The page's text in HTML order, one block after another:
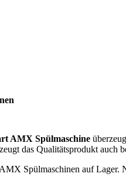
AMX Spülmaschine
das Qualitätsprodukt auch
Spülmaschinen auf Lager.